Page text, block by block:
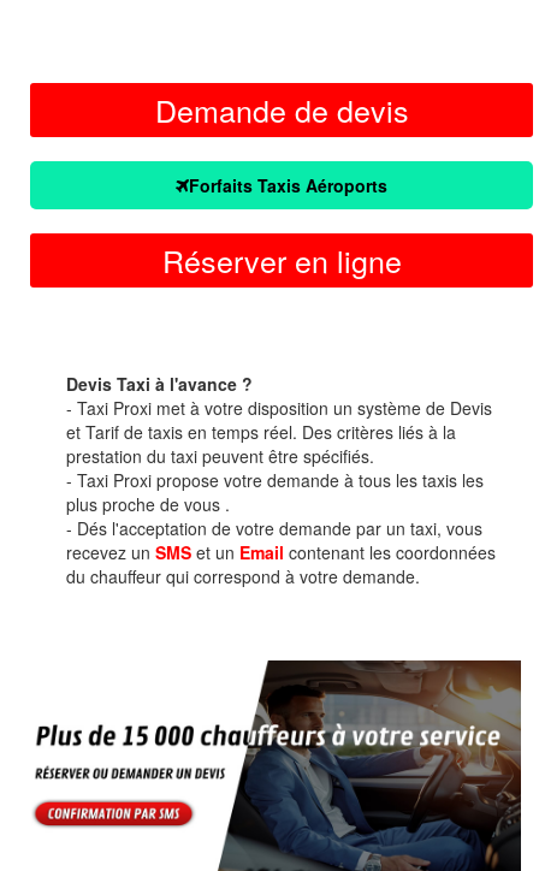
Demande de devis
Forfaits Taxis Aéroports
Réserver en ligne
Devis Taxi à l'avance ?
- Taxi Proxi met à votre disposition un système de Devis
et Tarif de taxis en temps réel. Des critères liés à la
prestation du taxi peuvent être spécifiés.
- Taxi Proxi propose votre demande à tous les taxis les
plus proche de vous .
- Dés l'acceptation de votre demande par un taxi, vous
recevez un SMS et un Email contenant les coordonnées
du chauffeur qui correspond à votre demande.